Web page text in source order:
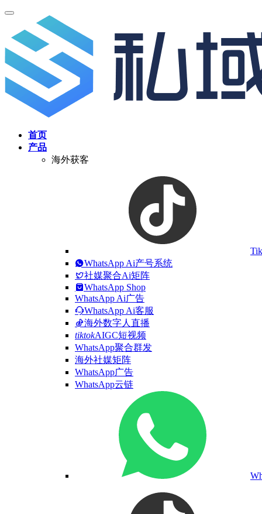
首页
产品
海外获客
WhatsApp Ai产号系统
社媒聚合Ai矩阵
WhatsApp Shop
WhatsApp Ai广告
WhatsApp Ai客服
海外数字人直播
tiktokAIGC短视频
WhatsApp聚合群发
海外社媒矩阵
WhatsApp广告
WhatsApp云链